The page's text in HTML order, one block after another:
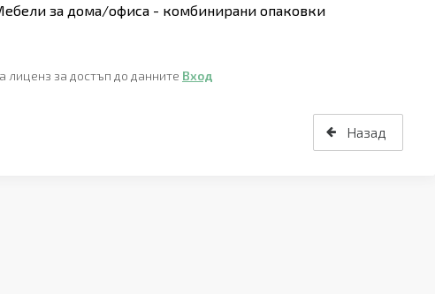
за дома/офиса - комбинирани опаковки
лиценз за достъп до данните Вход
Назад